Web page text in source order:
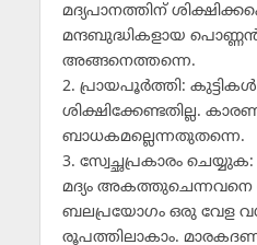
മദ്യപാനത്തിന്
മന്ദബുദ്ധികളായ
അങ്ങനെത്തന്നെ.
2. പ്രായപൂര്‍ത്തി: കുട്ടികള്‍
ശിക്ഷിക്കേണ്ടതില്ല.
ബാധകമല്ലെന്നതുതന്നെ.
3. സ്വേച്ഛപ്രകാരം
മദ്യം അകത്തുചെന്നവനെ
ബലപ്രയോഗം ഒരു വേള
രൂപത്തിലാകാം.